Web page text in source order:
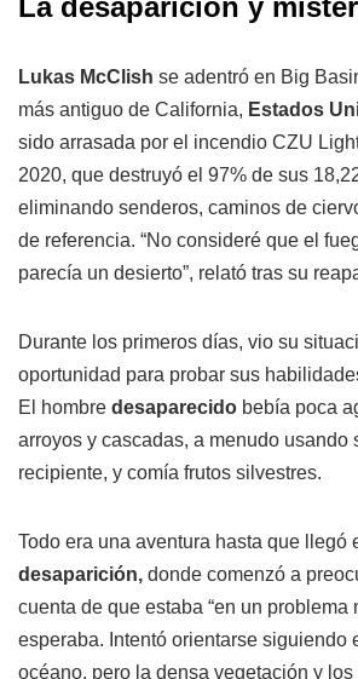
Lukas McClish se adentró en Big
más antiguo de California, Estados
sido arrasada por el incendio CZU
2020, que destruyó el 97% de sus
eliminando senderos, caminos de
de referencia. “No consideré que el
parecía un desierto”, relató tras su
Durante los primeros días, vio su
oportunidad para probar sus
El hombre desaparecido bebía poca
arroyos y cascadas, a menudo usando
recipiente, y comía frutos silvestres.
Todo era una aventura hasta que llegó
desaparición, donde comenzó a
cuenta de que estaba “en un problema
esperaba. Intentó orientarse siguiendo
océano, pero la densa vegetación y